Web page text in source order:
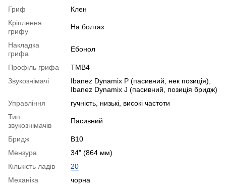
Гриф
Клен
Кріплення
грифу
На болтах
Накладка
грифа
Ебонол
Профіль грифа
TMB4
Звукознімачі
Ibanez Dynamix P (пасивний, нек позиція),
Ibanez Dynamix J (пасивний, позиція бридж)
Управління
гучність, низькі, високі частоти
Тип
звукознімачів
Пасивний
Бридж
B10
Мензура
34" (864 мм)
Кількість ладів
20
Механіка
чорна